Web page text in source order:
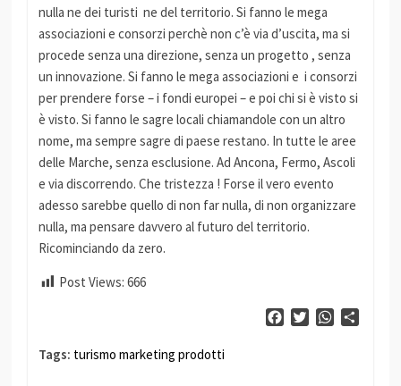
nulla ne dei turisti ne del territorio. Si fanno le mega
associazioni e consorzi perchè non c’è via d’uscita, ma si
procede senza una direzione, senza un progetto , senza
un innovazione. Si fanno le mega associazioni e i consorzi
per prendere forse – i fondi europei – e poi chi si è visto si
è visto. Si fanno le sagre locali chiamandole con un altro
nome, ma sempre sagre di paese restano. In tutte le aree
delle Marche, senza esclusione. Ad Ancona, Fermo, Ascoli
e via discorrendo. Che tristezza ! Forse il vero evento
adesso sarebbe quello di non far nulla, di non organizzare
nulla, ma pensare davvero al futuro del territorio.
Ricominciando da zero.
Post Views: 666
FacebookTwitterWhatsApp
Tags: turismo marketing prodotti